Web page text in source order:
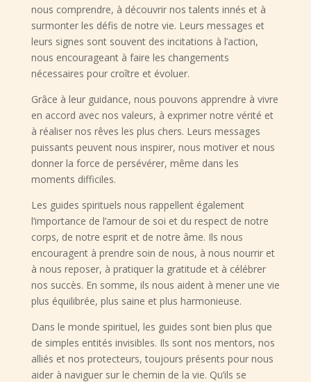
nous comprendre, à découvrir nos talents innés et à
surmonter les défis de notre vie. Leurs messages et
leurs signes sont souvent des incitations à l’action,
nous encourageant à faire les changements
nécessaires pour croître et évoluer.
Grâce à leur guidance, nous pouvons apprendre à vivre
en accord avec nos valeurs, à exprimer notre vérité et
à réaliser nos rêves les plus chers. Leurs messages
puissants peuvent nous inspirer, nous motiver et nous
donner la force de persévérer, même dans les
moments difficiles.
Les guides spirituels nous rappellent également
l’importance de l’amour de soi et du respect de notre
corps, de notre esprit et de notre âme. Ils nous
encouragent à prendre soin de nous, à nous nourrir et
à nous reposer, à pratiquer la gratitude et à célébrer
nos succès. En somme, ils nous aident à mener une vie
plus équilibrée, plus saine et plus harmonieuse.
Dans le monde spirituel, les guides sont bien plus que
de simples entités invisibles. Ils sont nos mentors, nos
alliés et nos protecteurs, toujours présents pour nous
aider à naviguer sur le chemin de la vie. Qu’ils se